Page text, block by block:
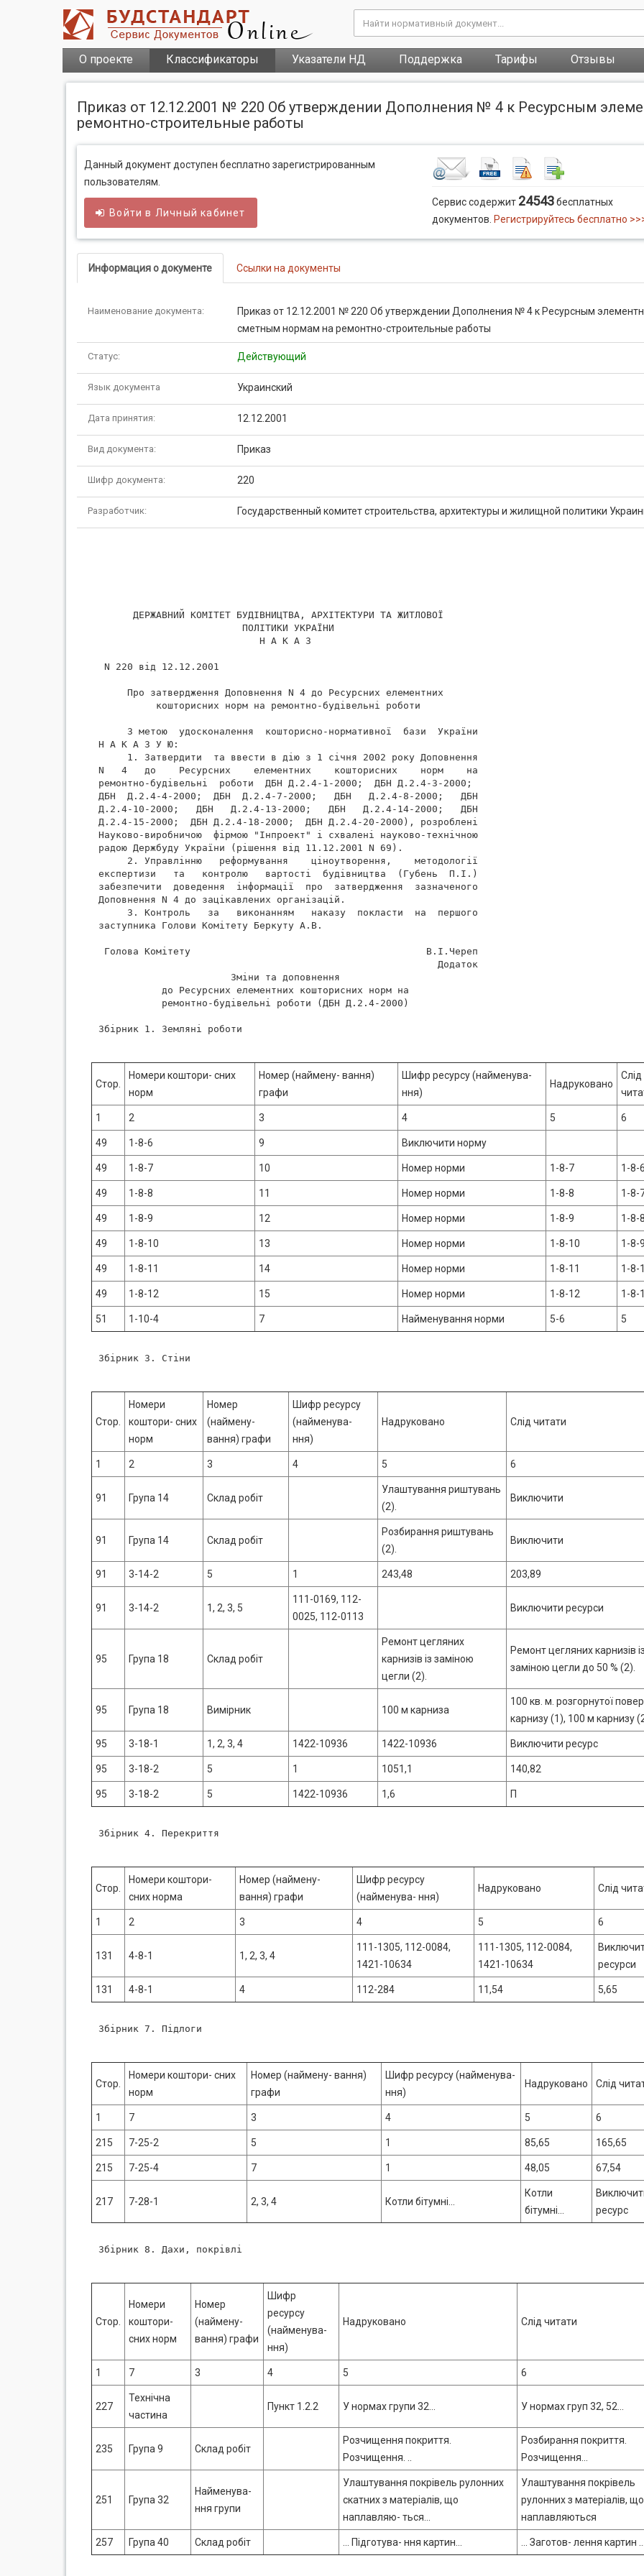
О проекте Классификаторы Указатели НД Поддержка Тарифы Отзывы
Приказ от 12.12.2001 № 220 Об утверждении Дополнения № 4 к Ресурсным
ремонтно-строительные работы
Данный документ доступен бесплатно зарегистрированным
пользователям.
Войти в Личный кабинет
Сервис содержит 24543бесплатных
документов. Регистрируйтесь бесплатно
Информация о документе Ссылки на документы
Наименование документа:
Приказ от 12.12.2001 № 220 Об утверждении Дополнения № 4 к Ресурсным
сметным нормам на ремонтно-строительные работы
Статус: Действующий
Язык документа Украинский
Дата принятия: 12.12.2001
Вид документа: Приказ
Шифр документа: 220
Разработчик: Государственный комитет строительства, архитектуры и жилищной политики
      ДЕРЖАВНИЙ КОМІТЕТ БУДІВНИЦТВА, АРХІТЕКТУРИ ТА ЖИТЛОВОЇ
                         ПОЛІТИКИ УКРАЇНИ
                            Н А К А З
N 220 від 12.12.2001
     Про затвердження Доповнення N 4 до Ресурсних елементних
          кошторисних норм на ремонтно-будівельні роботи
     З метою  удосконалення  кошторисно-нормативної  бази  України
Н А К А З У Ю:
     1. Затвердити  та ввести в дію з 1 січня 2002 року Доповнення
N   4   до    Ресурсних    елементних    кошторисних    норм    на
ремонтно-будівельні  роботи  ДБН Д.2.4-1-2000;  ДБН Д.2.4-3-2000;
ДБН  Д.2.4-4-2000;  ДБН  Д.2.4-7-2000;   ДБН   Д.2.4-8-2000;   ДБН
Д.2.4-10-2000;   ДБН   Д.2.4-13-2000;   ДБН   Д.2.4-14-2000;   ДБН
Д.2.4-15-2000;  ДБН Д.2.4-18-2000;  ДБН Д.2.4-20-2000), розроблені
Науково-виробничою  фірмою "Інпроект" і схвалені науково-технічною
радою Держбуду України (рішення від 11.12.2001 N 69).
     2. Управлінню   реформування    ціноутворення,    методології
експертизи   та   контролю   вартості  будівництва  (Губень  П.І.)
забезпечити  доведення  інформації  про  затвердження  зазначеного
Доповнення N 4 до зацікавлених організацій.
     3. Контроль   за   виконанням   наказу  покласти  на  першого
заступника Голови Комітету Беркуту А.В.
Голова Комітету                                         В.І.Череп
                                                           Додаток
                       Зміни та доповнення
           до Ресурсних елементних кошторисних норм на
           ремонтно-будівельні роботи (ДБН Д.2.4-2000)
Збірник 1. Земляні роботи
Стор.
Номери коштори- сних
норм
Номер (наймену- вання)
графи
Шифр ресурсу (найменува-
ння)
Надруковано
Слід
1 2 3 4 5 6
49 1-8-6 9 Виключити норму
49 1-8-7 10 Номер норми 1-8-7 1-8-
49 1-8-8 11 Номер норми 1-8-8 1-8-
49 1-8-9 12 Номер норми 1-8-9 1-8-
49 1-8-10 13 Номер норми 1-8-10 1-8-
49 1-8-11 14 Номер норми 1-8-11 1-8-
49 1-8-12 15 Номер норми 1-8-12 1-8-
51 1-10-4 7 Найменування норми 5-6 5
Збірник 3. Стіни
Стор.
Номери
коштори- сних
норм
Номер
(наймену-
вання) графи
Шифр ресурсу
(найменува-
ння)
Надруковано Слід читати
1 2 3 4 5 6
91 Група 14 Склад робіт
Улаштування риштувань
(2).
Виключити
91 Група 14 Склад робіт
Розбирання риштувань
(2).
Виключити
91 3-14-2 5 1 243,48 203,89
91 3-14-2 1, 2, 3, 5
111-0169, 112-
0025, 112-0113
Виключити ресурси
95 Група 18 Склад робіт
Ремонт цегляних
карнизів із заміною
цегли (2).
Ремонт цегляних карнизів
заміною цегли до 50 % (2).
95 Група 18 Вимірник 100 м карниза
100 кв. м. розгорнутої
карнизу (1), 100 м карнизу
95 3-18-1 1, 2, 3, 4 1422-10936 1422-10936 Виключити ресурс
95 3-18-2 5 1 1051,1 140,82
95 3-18-2 5 1422-10936 1,6 П
Збірник 4. Перекриття
Стор.
Номери коштори-
сних норма
Номер (наймену-
вання) графи
Шифр ресурсу
(найменува- ння)
Надруковано Слід
1 2 3 4 5 6
131 4-8-1 1, 2, 3, 4
111-1305, 112-0084,
1421-10634
111-1305, 112-0084,
1421-10634
ресурси
131 4-8-1 4 112-284 11,54 5,65
Збірник 7. Підлоги
Стор.
Номери коштори- сних
норм
Номер (наймену- вання)
графи
Шифр ресурсу (найменува-
ння)
Надруковано Слід
1 7 3 4 5 6
215 7-25-2 5 1 85,65 165,65
215 7-25-4 7 1 48,05 67,54
217 7-28-1 2, 3, 4 Котли бітумні...
Котли
бітумні...
ресурс
Збірник 8. Дахи, покрівлі
Стор.
Номери
коштори-
сних норм
Номер
(наймену-
вання) графи
Шифр
ресурсу
(найменува-
ння)
Надруковано Слід читати
1 7 3 4 5 6
227
Технічна
частина
Пункт 1.2.2 У нормах групи 32... У нормах груп 32, 52...
235 Група 9 Склад робіт
Розчищення покриття.
Розчищення. ..
Розбирання покриття.
Розчищення...
251 Група 32
Найменува-
ння групи
Улаштування покрівель рулонних
скатних з матеріалів, що
наплавляю- ться...
Улаштування покрівель
рулонних з матеріалів, що
наплавляються
257 Група 40 Склад робіт ... Підготува- ння картин... ... Заготов- лення картин